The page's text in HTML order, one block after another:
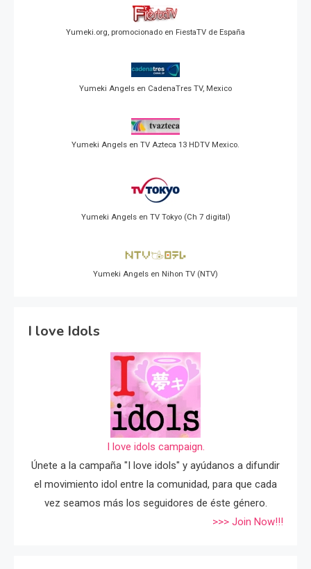
Yumeki.org, promocionado en FiestaTV de España
Yumeki Angels en CadenaTres TV, Mexico
Yumeki Angels en TV Azteca 13 HDTV Mexico.
Yumeki Angels en TV Tokyo (Ch 7 digital)
Yumeki Angels en Nihon TV (NTV)
I love Idols
I love idols campaign.
Únete a la campaña "I love idols" y ayúdanos a difundir
el movimiento idol entre la comunidad, para que cada
vez seamos más los seguidores de éste género.
>>> Join Now!!!